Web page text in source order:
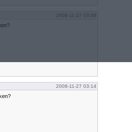
2008-11-27 03:06
2008-11-27 03:14